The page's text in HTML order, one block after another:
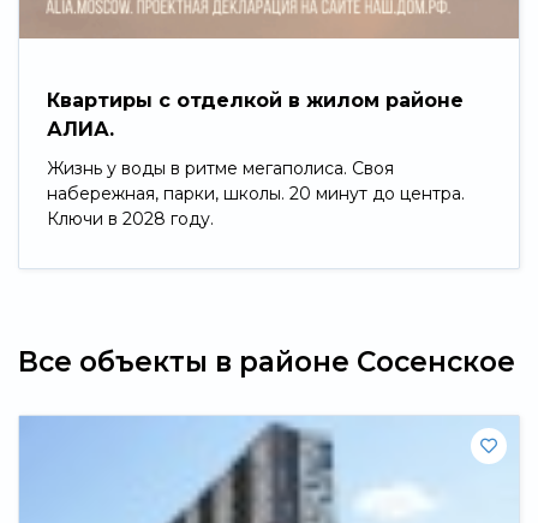
Квартиры с отделкой в жилом районе
АЛИА.
Жизнь у воды в ритме мегаполиса. Своя
набережная, парки, школы. 20 минут до центра.
Ключи в 2028 году.
Все объекты в районе Сосенское